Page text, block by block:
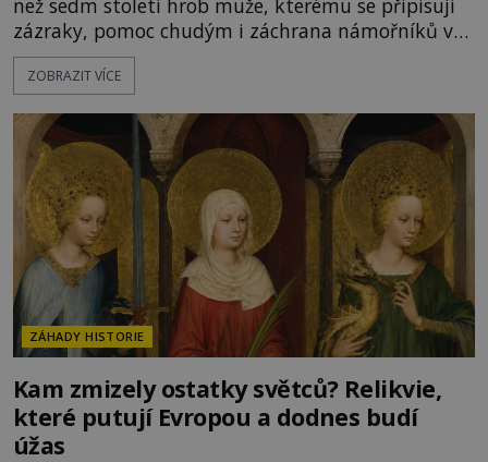
než sedm století hrob muže, kterému se připisují
zázraky, pomoc chudým i záchrana námořníků v
bouřích. Pak ale přichází rok 1087 a klidné místo
se mění v dějiště podivné noční výpravy. Skupina
Mikuláše a odváží jeho ostatky přes moře do Bari.
Je to zbožná záchrana před nebezpečím, nebo
promyšlená krádež,
ZOBRAZIT VÍCE
ZÁHADY HISTORIE
Kam zmizely ostatky světců? Relikvie,
které putují Evropou a dodnes budí
úžas